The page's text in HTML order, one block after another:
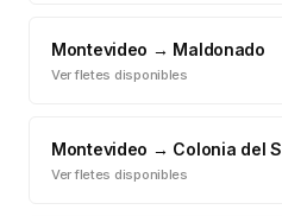
Montevideo → Maldonado
Ver fletes disponibles
Montevideo → Colonia del
Ver fletes disponibles